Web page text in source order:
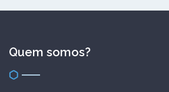
Quem somos?